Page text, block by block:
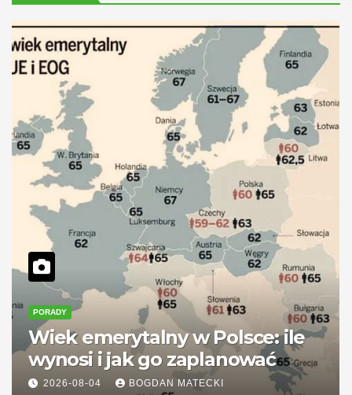
PORADY
Wiek emerytalny w Polsce: ile
wynosi i jak go zaplanować
2026-08-04 BOGDAN MATECKI